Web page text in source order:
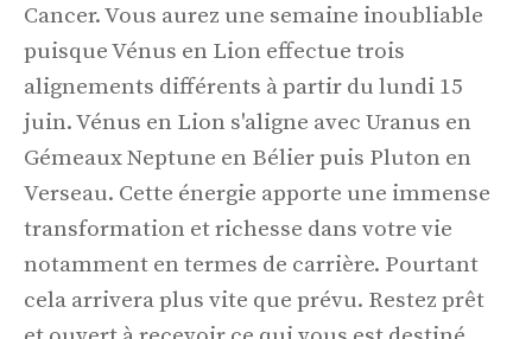
Cancer. Vous aurez une semaine inoubliable
puisque Vénus en Lion effectue trois
alignements différents à partir du lundi 15
juin. Vénus en Lion s'aligne avec Uranus en
Gémeaux Neptune en Bélier puis Pluton en
Verseau. Cette énergie apporte une immense
transformation et richesse dans votre vie
notamment en termes de carrière. Pourtant
cela arrivera plus vite que prévu. Restez prêt